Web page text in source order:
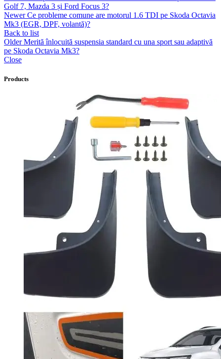
Golf 7, Mazda 3 și Ford Focus 3?
Newer Ce probleme comune are motorul 1.6 TDI pe Skoda Octavia
Mk3 (EGR, DPF, volantă)?
Back to list
Older Merită înlocuită suspensia standard cu una sport sau adaptivă
pe Skoda Octavia Mk3?
Close
Products